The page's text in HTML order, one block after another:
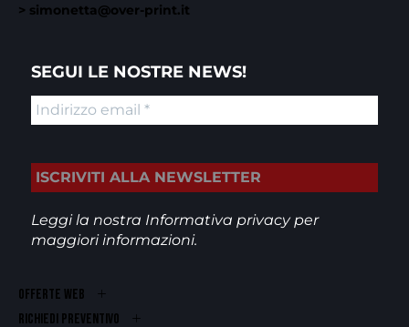
> simonetta@over-print.it
SEGUI LE NOSTRE NEWS!
Leggi la nostra Informativa privacyper
maggiori informazioni.
OFFERTE WEB
RICHIEDI PREVENTIVO